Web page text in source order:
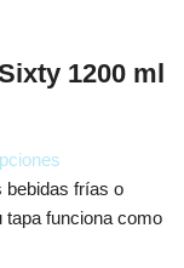
1200 ml
bebidas frías o
tapa funciona como